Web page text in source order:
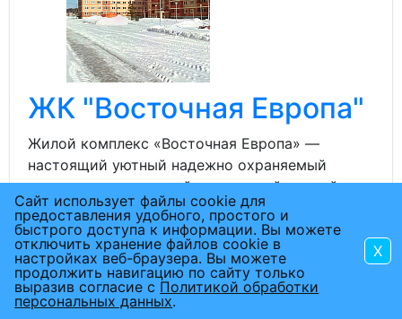
ЖК "Восточная Европа"
Жилой комплекс «Восточная Европа» —
настоящий уютный надежно охраняемый
городок с однородной социальной средой и
полной инфраструктурой в окружении
прекрасных пейзажей вблизи Москвы.
Жилой комплекс огорожен, находится под
охраной. Территория застраивается в
несколько очередей.
Сайт использует файлы cookie для
предоставления удобного, простого и
быстрого доступа к информации. Вы можете
отключить хранение файлов cookie в
настройках веб-браузера. Вы можете
продолжить навигацию по сайту только
выразив согласие с Политикой обработки
персональных данных.
X